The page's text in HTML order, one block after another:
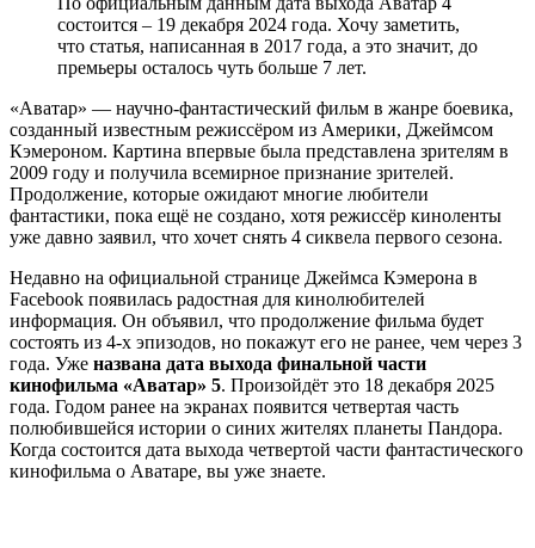
состоится – 19 декабря 2024 года. Хочу заметить,
что статья, написанная в 2017 года, а это значит, до
премьеры осталось чуть больше 7 лет.
«Аватар» — научно-фантастический фильм в жанре боевика,
созданный известным режиссёром из Америки, Джеймсом
Кэмероном. Картина впервые была представлена зрителям в
2009 году и получила всемирное признание зрителей.
Продолжение, которые ожидают многие любители
фантастики, пока ещё не создано, хотя режиссёр киноленты
уже давно заявил, что хочет снять 4 сиквела первого сезона.
Недавно на официальной странице Джеймса Кэмерона в
Facebook появилась радостная для кинолюбителей
информация. Он объявил, что продолжение фильма будет
состоять из 4-х эпизодов, но покажут его не ранее, чем через 3
года. Уже названа дата выхода финальной части
кинофильма «Аватар» 5. Произойдёт это 18 декабря 2025
года. Годом ранее на экранах появится четвертая часть
полюбившейся истории о синих жителях планеты Пандора.
Когда состоится дата выхода четвертой части фантастического
кинофильма о Аватаре, вы уже знаете.